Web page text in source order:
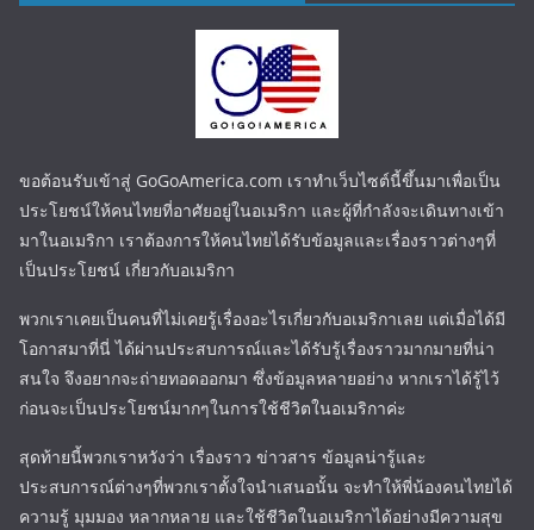
ขอต้อนรับเข้าสู่ GoGoAmerica.com เราทำเว็บไซต์นี้ขึ้นมาเพื่อเป็น
ประโยชน์ให้คนไทยที่อาศัยอยู่ในอเมริกา และผู้ที่กำลังจะเดินทางเข้า
มาในอเมริกา เราต้องการให้คนไทยได้รับข้อมูลและเรื่องราวต่างๆที่
เป็นประโยชน์ เกี่ยวกับอเมริกา
พวกเราเคยเป็นคนที่ไม่เคยรู้เรื่องอะไรเกี่ยวกับอเมริกาเลย แต่เมื่อได้มี
โอกาสมาที่นี่ ได้ผ่านประสบการณ์และได้รับรู้เรื่องราวมากมายที่น่า
สนใจ จึงอยากจะถ่ายทอดออกมา ซึ่งข้อมูลหลายอย่าง หากเราได้รู้ไว้
ก่อนจะเป็นประโยชน์มากๆในการใช้ชีวิตในอเมริกาค่ะ
สุดท้ายนี้พวกเราหวังว่า เรื่องราว ข่าวสาร ข้อมูลน่ารู้และ
ประสบการณ์ต่างๆที่พวกเราตั้งใจนำเสนอนั้น จะทำให้พี่น้องคนไทยได้
ความรู้ มุมมอง หลากหลาย และใช้ชีวิตในอเมริกาได้อย่างมีความสุข